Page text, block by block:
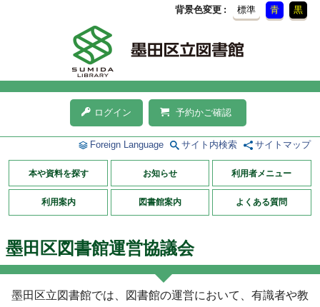
背景色変更 標準 青 黒
ログイン 予約かご確認
Foreign Language サイト内検索 サイトマップ
本や資料を探す お知らせ 利用者メニュー
利用案内 図書館案内 よくある質問
墨田区図書館運営協議会
墨田区立図書館では、図書館の運営において、有識者や教